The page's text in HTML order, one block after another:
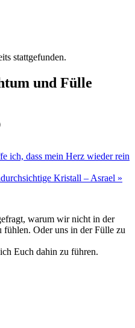
stattgefunden.
und Fülle
ich, dass mein Herz wieder rein
Kristall – Asrael »
warum wir nicht in der
Oder uns in der Fülle zu
Euch dahin zu führen.